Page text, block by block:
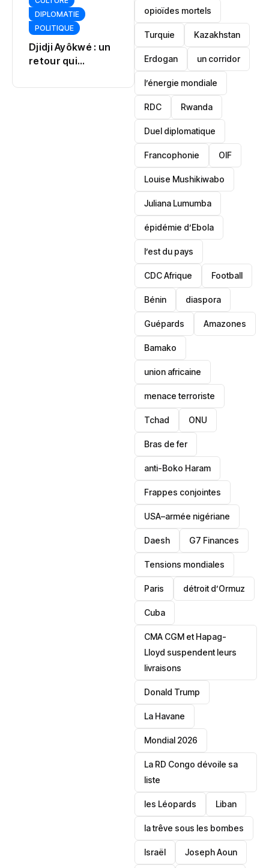
JUSTICE
POLITIQUE
Tinubu
désamorce une
crise à Osun
SOCIÉTÉ
Sankara : le
Burkina dévoile
un ambitieux
projet mémoriel
opioïdes mortels
‎Turquie Kazakhstan
Erdogan un corridor
l’énergie mondiale
RDC Rwanda
Duel diplomatique
Francophonie OIF
Louise Mushikiwabo
Juliana Lumumba
épidémie d’Ebola
l’est du pays
CDC Afrique Football
Bénin diaspora
Guépards Amazones
Bamako
union africaine
menace terroriste
‎Tchad ONU
Bras de fer
anti-Boko Haram
Frappes conjointes
USA–armée nigériane
Daesh ‎G7 Finances
Tensions mondiales
Paris détroit d’Ormuz
‎Cuba
CMA CGM et Hapag-
Lloyd suspendent leurs
livraisons
Donald Trump
La Havane
Mondial 2026
La RD Congo dévoile sa
liste
les Léopards ‎Liban
la trêve sous les bombes
Israël Joseph Aoun